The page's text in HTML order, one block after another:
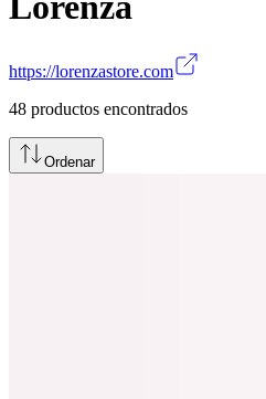
https://lorenzastore.com
48 productos encontrados
Ordenar